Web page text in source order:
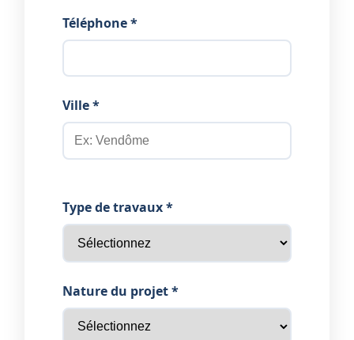
Téléphone *
Ville *
Type de travaux *
Nature du projet *